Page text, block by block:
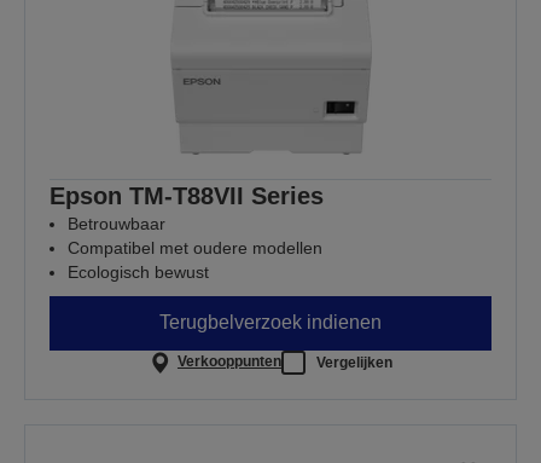
Epson TM-T88VII Series
Betrouwbaar
Compatibel met oudere modellen
Ecologisch bewust
Terugbelverzoek indienen
Verkooppunten Vergelijken